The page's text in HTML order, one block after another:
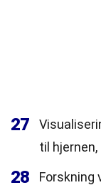
27
til
28
Forskning